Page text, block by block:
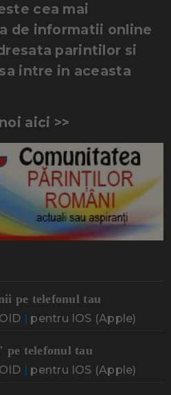
cea mai
de informatii online
parintilor si
intre in aceasta
aici >>
pe telefonul tau
| pentru IOS (Apple)
pe telefonul tau
| pentru IOS (Apple)